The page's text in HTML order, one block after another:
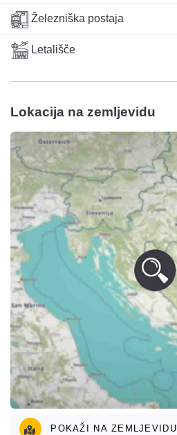
Železniška postaja
Letališče
Lokacija na zemljevidu
POKAŽI NA ZEMLJEVIDU